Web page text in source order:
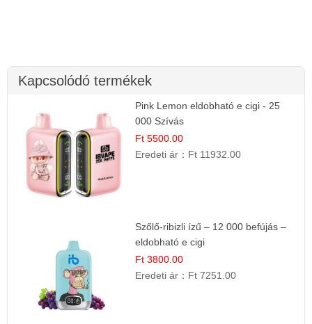
Kapcsolódó termékek
Pink Lemon eldobható e cigi - 25
000 Szívás
Ft 5500.00
Eredeti ár： Ft 11932.00
Szőlő-ribizli ízű – 12 000 befújás –
eldobható e cigi
Ft 3800.00
Eredeti ár： Ft 7251.00